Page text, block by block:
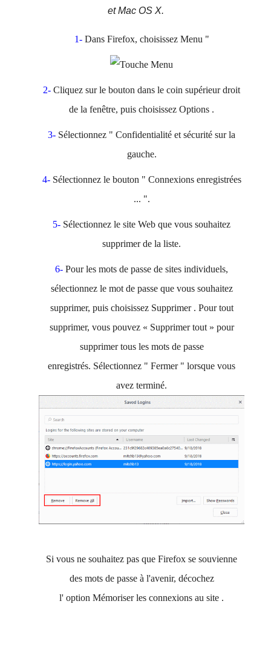
et Mac OS X.
1-Dans Firefox, choisissez Menu "
2- Cliquez sur le bouton dans le coin supérieur droit
de la fenêtre, puis choisissez Options .
3- Sélectionnez " Confidentialité et sécurité sur la
gauche.
4-Sélectionnez le bouton " Connexions enregistrées
... ".
5- Sélectionnez le site Web que vous souhaitez
supprimer de la liste.
6- Pour les mots de passe de sites individuels,
sélectionnez le mot de passe que vous souhaitez
supprimer, puis choisissez Supprimer. Pour tout
supprimer, vous pouvez « Supprimer tout» pour
supprimer tous les mots de passe
enregistrés. Sélectionnez " Fermer" lorsque vous
avez terminé.
Si vous ne souhaitez pas que Firefox se souvienne
des mots de passe à l'avenir, décochez
l' option Mémoriser les connexions au site .